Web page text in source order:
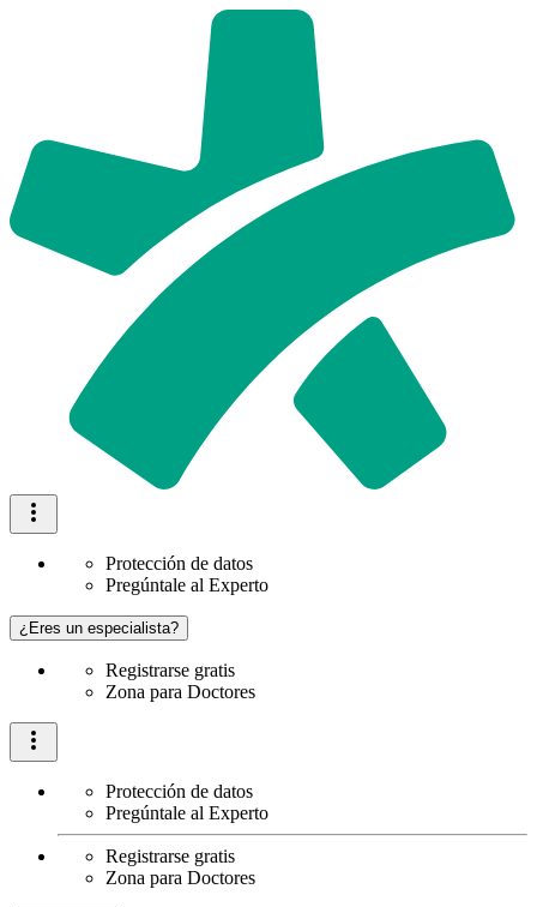
Protección de datos
Pregúntale al Experto
¿Eres un especialista?
Registrarse gratis
Zona para Doctores
Protección de datos
Pregúntale al Experto
Registrarse gratis
Zona para Doctores